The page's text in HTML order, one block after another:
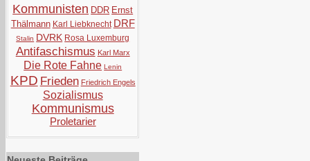
Kommunisten DDR Ernst
Thälmann Karl Liebknecht DRF
Stalin DVRK Rosa Luxemburg
Antifaschismus Karl Marx
Die Rote Fahne Lenin
KPD Frieden Friedrich Engels
Sozialismus
Kommunismus
Proletarier